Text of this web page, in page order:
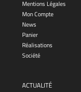
Mentions Légales
Mon Compte
News
Panier
Réalisations
Société
ACTUALITÉ